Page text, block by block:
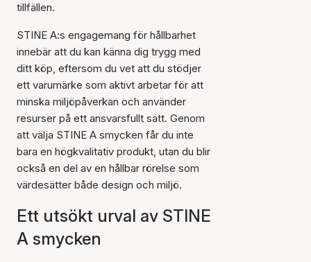
tillfällen.
STINE A:s engagemang för hållbarhet
innebär att du kan känna dig trygg med
ditt köp, eftersom du vet att du stödjer
ett varumärke som aktivt arbetar för att
minska miljöpåverkan och använder
resurser på ett ansvarsfullt sätt. Genom
att välja STINE A smycken får du inte
bara en högkvalitativ produkt, utan du blir
också en del av en hållbar rörelse som
värdesätter både design och miljö.
Ett utsökt urval av STINE
A smycken